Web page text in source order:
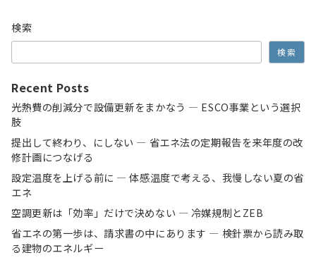
ペ
ー
ジ
送
り
検索
検索
Recent Posts
光熱費の削減分で設備更新をまかなう ― ESCO事業という選択
肢
提出して終わり、にしない ― 省エネ法の定期報告を来年度の改
修計画につなげる
設定温度を上げる前に ― 体感温度で考える、我慢しない夏の省
エネ
空調更新は「効率」だけで決めない ― 冷媒規制とZEB
省エネの第一歩は、請求書の中にあります ― 検針票から読み取
る建物のエネルギー